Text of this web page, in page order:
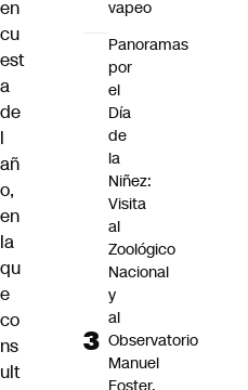
en
cu
est
a
de
l
añ
o,
en
la
qu
e
co
ns
ult
vapeo
Panoramas
por
el
Día
de
la
Niñez:
Visita
al
Zoológico
Nacional
y
al
Observatorio
Manuel
Foster,